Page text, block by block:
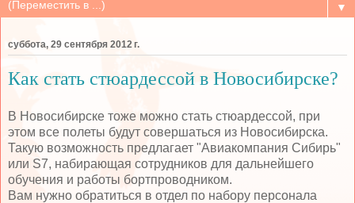
▼
суббота, 29 сентября 2012 г.
Как стать стюардессой в Новосибирске?
В Новосибирске тоже можно стать стюардессой, при
этом все полеты будут совершаться из Новосибирска.
Такую возможность предлагает "Авиакомпания Сибирь"
или S7, набирающая сотрудников для дальнейшего
обучения и работы бортпроводником.
Вам нужно обратиться в отдел по набору персонала